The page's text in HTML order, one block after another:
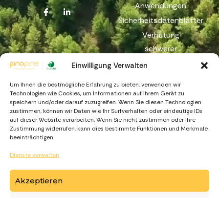
Einwilligung Verwalten
Um Ihnen die bestmögliche Erfahrung zu bieten, verwenden wir
Technologien wie Cookies, um Informationen auf Ihrem Gerät zu
speichern und/oder darauf zuzugreifen. Wenn Sie diesen Technologien
zustimmen, können wir Daten wie Ihr Surfverhalten oder eindeutige IDs
auf dieser Website verarbeiten. Wenn Sie nicht zustimmen oder Ihre
Zustimmung widerrufen, kann dies bestimmte Funktionen und Merkmale
beeinträchtigen.
Dienste verwalten
Akzeptieren
Anwendungen
Sicherheitsdatenblätter
Verhütung
schwerer
Beschwerdekanal
https://recuperarportugal.gov.pt